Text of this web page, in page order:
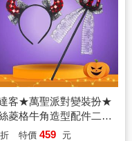
客★萬聖派對變裝扮★
菱格牛角造型配件二件
髮箍/仙女棒）
折 特價 459 元